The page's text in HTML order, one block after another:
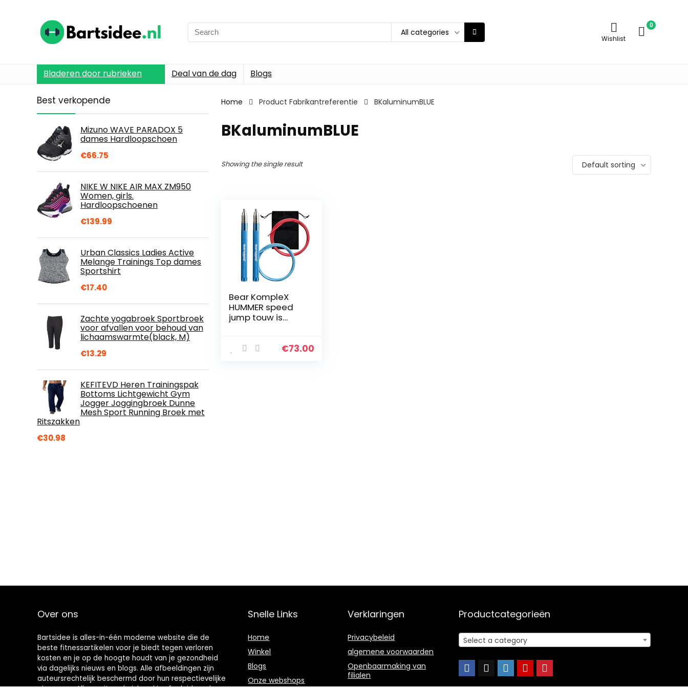
Search
for:
All categories
Wishlist
0
Bladeren door rubrieken Deal van de dag Blogs
Best verkopende
Mizuno WAVE PARADOX 5
dames Hardloopschoen
€66.75
NIKE W NIKE AIR MAX ZM950
Women, girls.
Hardloopschoenen
€139.99
Urban Classics Ladies Active
Melange Trainings Top dames
Sportshirt
€17.40
Zachte yogabroek Sportbroek
voor afvallen voor behoud van
lichaamswarmte(black, M)
€13.29
KEFITEVD Heren Trainingspak
Bottoms Lichtgewicht Gym
Jogger Joggingbroek Dunne
Mesh Sport Running Broek met
Ritszakken
€30.98
Home Product Fabrikantreferentie BKaluminumBLUE
BKaluminumBLUE
Showing the single result Default sorting
Bear KompleX
HUMMER speed
jump touw is
unders, boksen,
€73.00
Over ons
Bartsidee is alles-in-één moderne website die de
beste fitnessartikelen voor je biedt tegen verloren
kosten en je op de hoogte houdt van je gezondheid
via dagelijks nieuws en blogs. Alle afbeeldingen zijn
auteursrechtelijk beschermd door hun respectievelijke
Snelle Links
Home
Winkel
Blogs
Onze webshops
Verklaringen
Privacybeleid
algemene voorwaarden
Openbaarmaking van
filialen
Productcategorieën
Select a category